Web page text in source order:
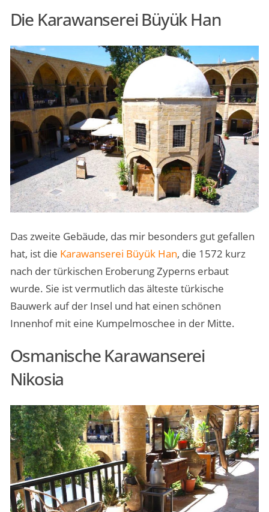
Die Karawanserei Büyük Han
Das zweite Gebäude, das mir besonders gut gefallen
hat, ist die Karawanserei Büyük Han, die 1572 kurz
nach der türkischen Eroberung Zyperns erbaut
wurde. Sie ist vermutlich das älteste türkische
Bauwerk auf der Insel und hat einen schönen
Innenhof mit eine Kumpelmoschee in der Mitte.
Osmanische Karawanserei
Nikosia